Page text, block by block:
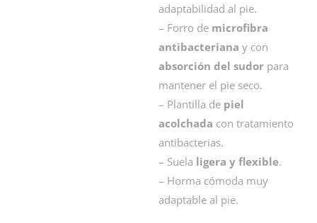
adaptabilidad al pie.
– Forro de microfibra
antibacteriana y con
absorción del sudor para
mantener el pie seco.
– Plantilla de piel
acolchada con tratamiento
antibacterias.
– Suela ligera y flexible.
– Horma cómoda muy
adaptable al pie.